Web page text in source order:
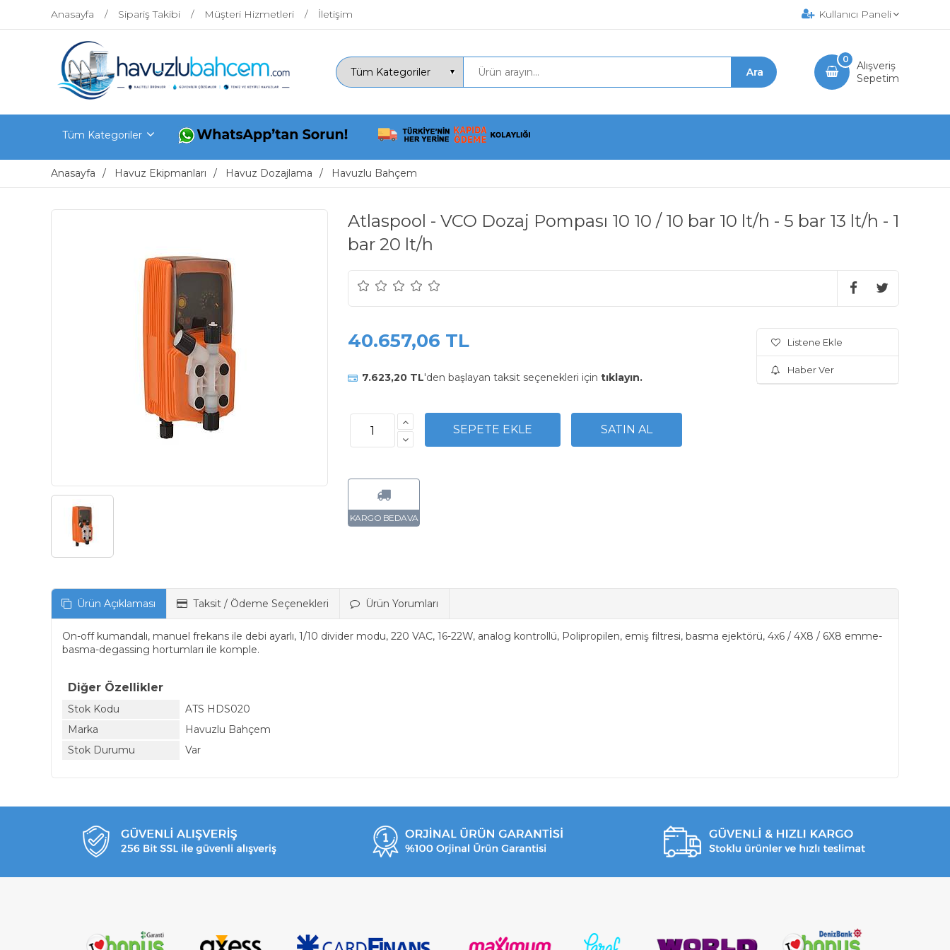
Anasayfa Sipariş Takibi Müşteri Hizmetleri İletişim Kullanıcı Paneli
Alışveriş
Sepetim
0
Tüm Kategoriler
Anasayfa Havuz Ekipmanları Havuz Dozajlama Havuzlu Bahçem
Atlaspool - VCO Dozaj Pompası 10 10 / 10 bar 10 lt/h - 5 bar 13 lt/h - 1
bar 20 lt/h
40.657,06 TL
7.623,20 TL'den başlayan taksit seçenekleri için tıklayın.
Listene Ekle
Haber Ver
Ürün Açıklaması Taksit / Ödeme Seçenekleri Ürün Yorumları
On-off kumandalı, manuel frekans ile debi ayarlı, 1/10 divider modu, 220 VAC, 16-22W, analog kontrollü, Polipropilen, emiş filtresi, basma ejektörü, 4x6 / 4X8 / 6X8 emme-
basma-degassing hortumları ile komple.
Diğer Özellikler
Stok Kodu
ATS HDS020
Marka
Havuzlu Bahçem
Stok Durumu
Var